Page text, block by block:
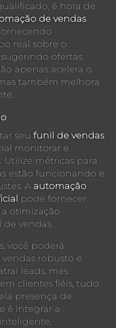
é hora de
de vendas
real sobre o
ofertas
apenas acelera o
também melhora
seufunil de vendas
monitorar e
Utilize métricas para
estão funcionando e
A automação
pode fornecer
otimização
vendas.
você poderá
robusto e
leads, mas
clientes fiéis, tudo
presença de
é integrar a